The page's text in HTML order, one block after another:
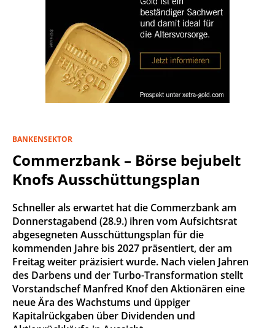
BANKENSEKTOR
Commerzbank – Börse bejubelt
Knofs Ausschüttungsplan
Schneller als erwartet hat die Commerzbank am
Donnerstagabend (28.9.) ihren vom Aufsichtsrat
abgesegneten Ausschüttungsplan für die
kommenden Jahre bis 2027 präsentiert, der am
Freitag weiter präzisiert wurde. Nach vielen Jahren
des Darbens und der Turbo-Transformation stellt
Vorstandschef Manfred Knof den Aktionären eine
neue Ära des Wachstums und üppiger
Kapitalrückgaben über Dividenden und